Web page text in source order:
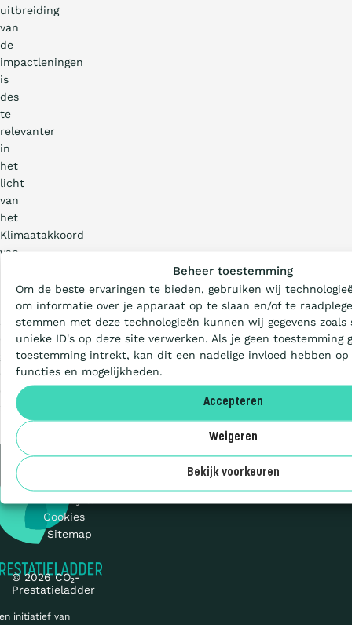
Beheer toestemming
Om de beste ervaringen te bieden, gebruiken wij
om informatie over je apparaat op te slaan en/of te
stemmen met deze technologieën kunnen wij gegevens zoals
unieke ID's op deze site verwerken. Als je geen toestemming
toestemming intrekt, kan dit een nadelige invloed hebben op
functies en mogelijkheden.
Accepteren
Weigeren
Bekijk voorkeuren
uitbreiding
van
de
impactleningen
is
des
te
relevanter
in
het
licht
van
het
Klimaatakkoord
van
het
laat
zien
dat
groen
ondernemen
economisch
heeft.”
initiatief van
© 2026 CO₂-
Prestatieladder
Cookies
Sitemap
Certificeren
Aanbesteden
Artikelen
Over ons